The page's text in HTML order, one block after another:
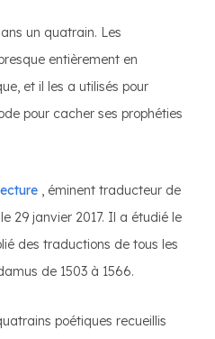
un quatrain. Les
entièrement en
et il les a utilisés pour
pour cacher ses prophéties
, éminent traducteur de
29 janvier 2017. Il a étudié le
des traductions de tous les
de 1503 à 1566.
poétiques recueillis